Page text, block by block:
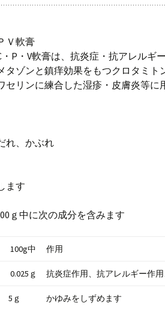
Ｖ軟膏
P・V軟膏は、抗炎症・抗アレルギ
タゾンと鎮痒効果をもつクロタミト
セリンに練合した湿疹・皮膚炎等に
れ、かぶれ
ます
00ｇ中に次の成分を含みます
100g中 作用
0.025ｇ 抗炎症作用、抗アレルギー作
5ｇ かゆみをしずめます